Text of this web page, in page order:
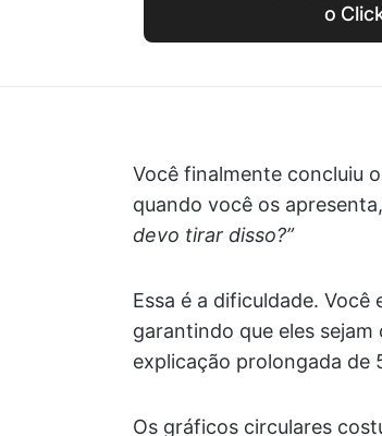
o
Você finalmente concluiu
quando você os
devo tirar disso?”
Essa é a dificuldade.
garantindo que eles
explicação prolongada de
Os gráficos circulares